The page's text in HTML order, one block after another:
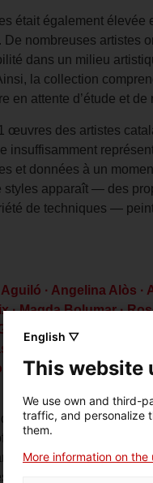
était également élevée
De nombreuses
dans un milieu
la collection
en attente d’étude et
œuvres des artistes
insuffisamment
et données à un
apparaît — des
de techniques —
· Angelina Alòs
· Magda Bolumar ·
· Aurora Gassó
· Fina Miralles ·
· Isabel Serrahima
ont donné des
les années 1990, un
l’objet d’une
English ▽
This website
We use own and third-
traffic, and personalize
them.
More information on